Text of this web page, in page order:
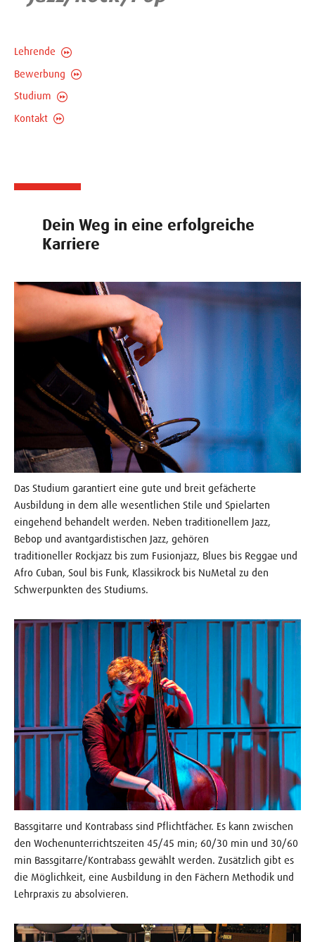
Lehrende
Bewerbung
Studium
Kontakt
Dein Weg in eine erfolgreiche
Karriere
Das Studium garantiert eine gute und breit gefächerte
Ausbildung in dem alle wesentlichen Stile und Spielarten
eingehend behandelt werden. Neben traditionellem Jazz,
Bebop und avantgardistischen Jazz, gehören
traditioneller Rockjazz bis zum Fusionjazz, Blues bis Reggae und
Afro Cuban, Soul bis Funk, Klassikrock bis NuMetal zu den
Schwerpunkten des Studiums.
Bassgitarre und Kontrabass sind Pflichtfächer. Es kann zwischen
den Wochenunterrichtszeiten 45/45 min; 60/30 min und 30/60
min Bassgitarre/Kontrabass gewählt werden. Zusätzlich gibt es
die Möglichkeit, eine Ausbildung in den Fächern Methodik und
Lehrpraxis zu absolvieren.